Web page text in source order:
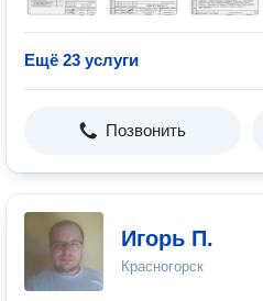
Ещё 23 услуги
Позвонить
Игорь П.
Красногорск